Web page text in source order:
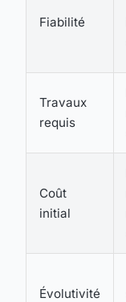
Fiabilité
Travaux
requis
Coût
initial
Évolutivité